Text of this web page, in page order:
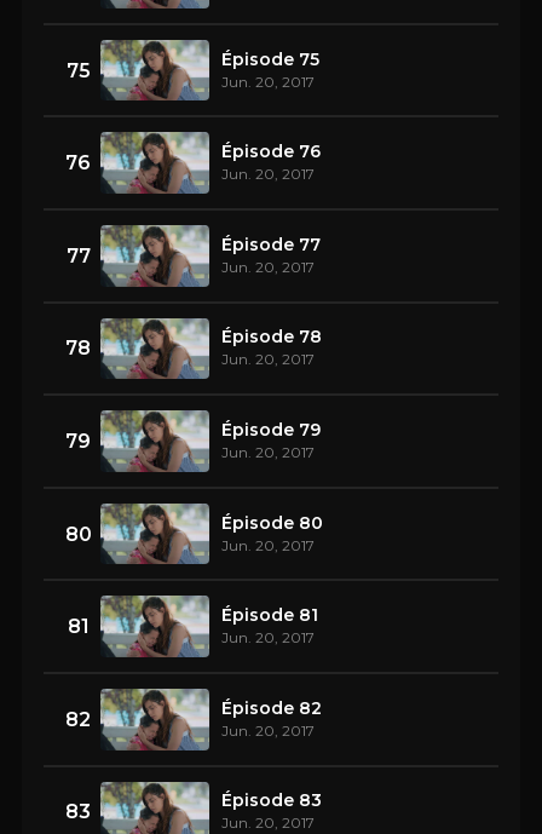
75 Épisode 75
Jun. 20, 2017
76 Épisode 76
Jun. 20, 2017
77 Épisode 77
Jun. 20, 2017
78 Épisode 78
Jun. 20, 2017
79 Épisode 79
Jun. 20, 2017
80 Épisode 80
Jun. 20, 2017
81 Épisode 81
Jun. 20, 2017
82 Épisode 82
Jun. 20, 2017
83 Épisode 83
Jun. 20, 2017